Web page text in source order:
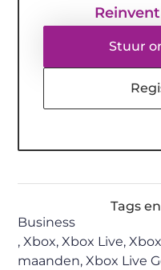
Stuur
Tags
Business
,Xbox,Xbox Live,
maanden,Xbox Live